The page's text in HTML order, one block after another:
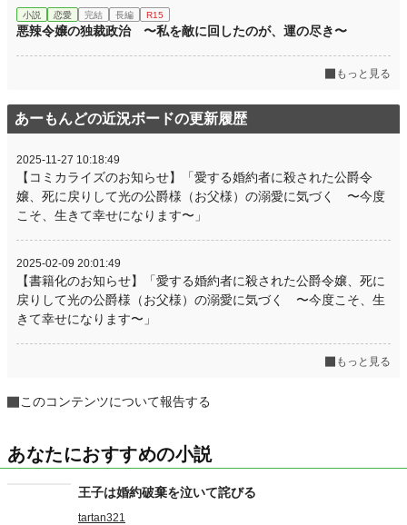
小説 恋愛 完結 長編 R15
悪辣令嬢の独裁政治 〜私を敵に回したのが、運の尽き〜
もっと見る
あーもんどの近況ボードの更新履歴
2025-11-27 10:18:49
【コミカライズのお知らせ】「愛する婚約者に殺された公爵令
嬢、死に戻りして光の公爵様（お父様）の溺愛に気づく 〜今度
こそ、生きて幸せになります〜」
2025-02-09 20:01:49
【書籍化のお知らせ】「愛する婚約者に殺された公爵令嬢、死に
戻りして光の公爵様（お父様）の溺愛に気づく 〜今度こそ、生
きて幸せになります〜」
もっと見る
このコンテンツについて報告する
あなたにおすすめの小説
王子は婚約破棄を泣いて詫びる
tartan321